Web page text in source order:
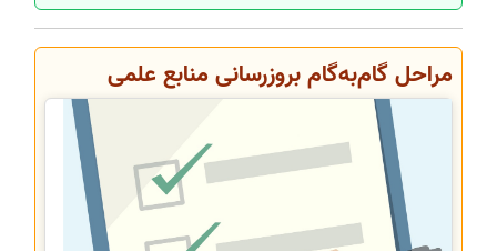
مراحل گام‌به‌گام بروزرسانی منابع علمی